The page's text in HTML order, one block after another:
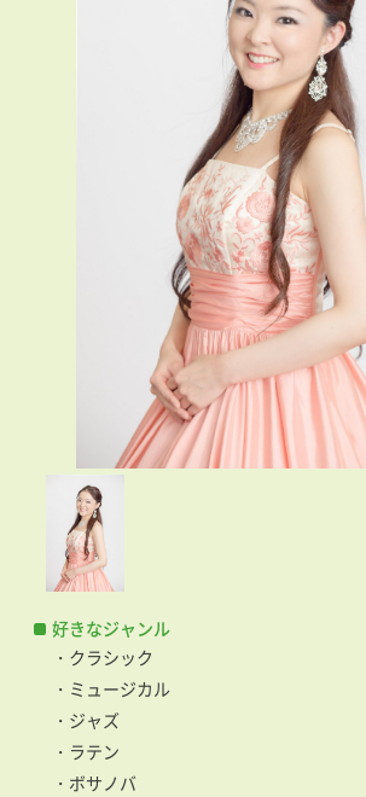
好きなジャンル
・クラシック
・ミュージカル
・ジャズ
・ラテン
・ボサノバ